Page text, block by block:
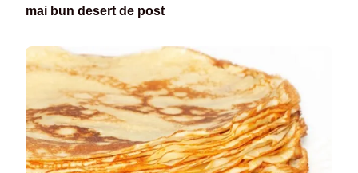
mai bun desert de post